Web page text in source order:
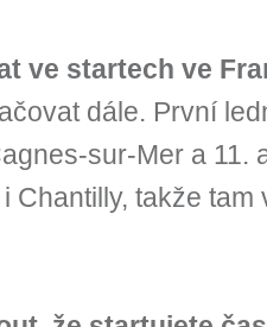
ve startech ve
dále. První
sur-Mer a 11.
Chantilly, takže